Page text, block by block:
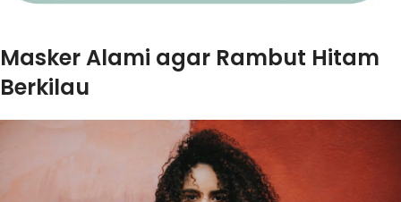
Masker Alami agar Rambut Hitam
Berkilau